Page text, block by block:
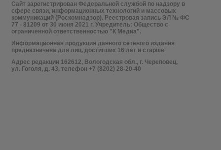
Сайт зарегистрирован Федеральной службой по надзору в
сфере связи, информационных технологий и массовых
коммуникаций (Роскомнадзор). Реестровая запись ЭЛ № ФС
77 - 81209 от 30 июня 2021 г. Учредитель: Общество с
ограниченной ответственностью "К Медиа".
Информационная продукция данного сетевого издания
предназначена для лиц, достигших 16 лет и старше
Адрес редакции 162612, Вологодская обл., г. Череповец,
ул. Гоголя, д. 43, телефон +7 (8202) 28-20-40